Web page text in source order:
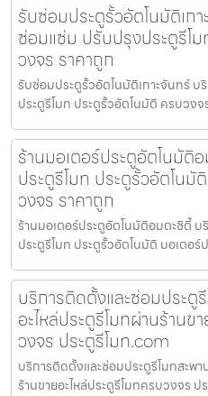
รับซ่อมประตูรั้วอัตโนมัติเก
ซ่อมแซ่ม ปรับปรุงประตูรีโ
วงจร ราคาถูก
รับซ่อมประตูรั้วอัตโนมัติเกาะจันทร์
ประตูรีโมท ประตูรั้วอัตโนมัติ ครบวง
ร้านมอเตอร์ประตูอัตโนมั
ประตูรีโมท ประตูรั้วอัตโนมั
วงจร ราคาถูก
ร้านมอเตอร์ประตูอัตโนมัติอมตะซิตี้
ประตูรีโมท ประตูรั้วอัตโนมัติ มอเตอร์
บริการติดตั้งและซ่อมประตู
อะไหล่ประตูรีโมทผ่านร้านข
วงจร ประตูรีโมท.com
บริการติดตั้งและซ่อมประตูรีโมทสะพา
ร้านขายอะไหล่ประตูรีโมทครบวงจร